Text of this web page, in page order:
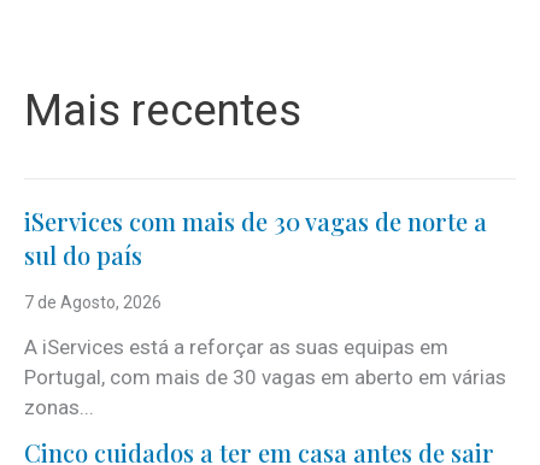
Mais recentes
iServices com mais de 30 vagas de norte a
sul do país
7 de Agosto, 2026
A iServices está a reforçar as suas equipas em
Portugal, com mais de 30 vagas em aberto em várias
zonas...
Cinco cuidados a ter em casa antes de sair